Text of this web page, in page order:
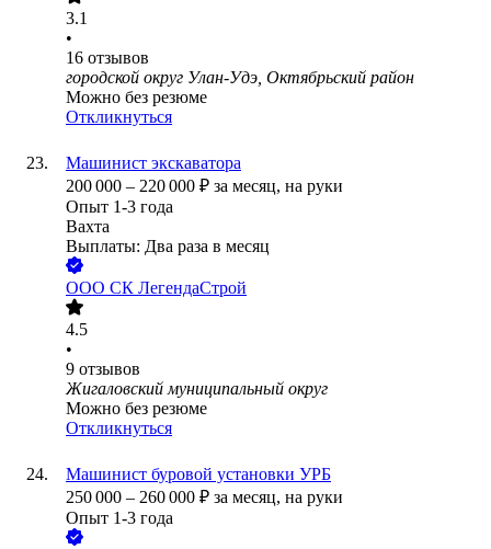
3.1
•
16 отзывов
городской округ Улан-Удэ, Октябрьский район
Можно без резюме
Откликнуться
Машинист экскаватора
200 000 – 220 000 ₽ за месяц, на руки
Опыт 1-3 года
Вахта
Выплаты: Два раза в месяц
ООО СК ЛегендаСтрой
4.5
•
9 отзывов
Жигаловский муниципальный округ
Можно без резюме
Откликнуться
Машинист буровой установки УРБ
250 000 – 260 000 ₽ за месяц, на руки
Опыт 1-3 года